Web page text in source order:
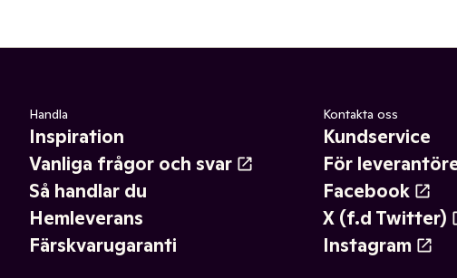
Handla
Inspiration
Vanliga frågor och svar
Så handlar du
Hemleverans
Färskvarugaranti
Kontakta oss
Kundservice
För
Facebook
X (f.d Twitter)
Instagram